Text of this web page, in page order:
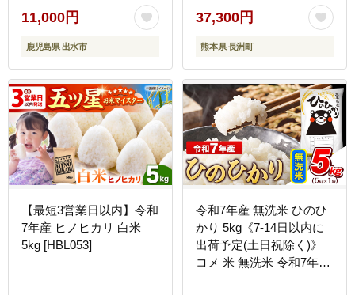
商店】
11,000円
鹿児島県 出水市
《7-14日以内に出荷予定
(土日祝除く)》長洲町---
ng_hm7_wx_37300_20kg-
--
37,300円
熊本県 長洲町
【最短3営業日以内】令和
7年産 ヒノヒカリ 白米
5kg [HBL053]
令和7年産 無洗米 ひのひ
かり 5kg《7-14日以内に
出荷予定(土日祝除く)》
コメ 米 無洗米 令和7年産